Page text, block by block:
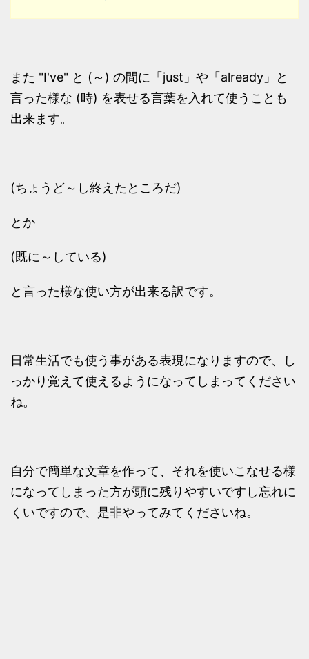
また "I've" と (～) の間に「just」や「already」と
言った様な (時) を表せる言葉を入れて使うことも
出来ます。
(ちょうど～し終えたところだ)
とか
(既に～している)
と言った様な使い方が出来る訳です。
日常生活でも使う事がある表現になりますので、し
っかり覚えて使えるようになってしまってください
ね。
自分で簡単な文章を作って、それを使いこなせる様
になってしまった方が頭に残りやすいですし忘れに
くいですので、是非やってみてくださいね。